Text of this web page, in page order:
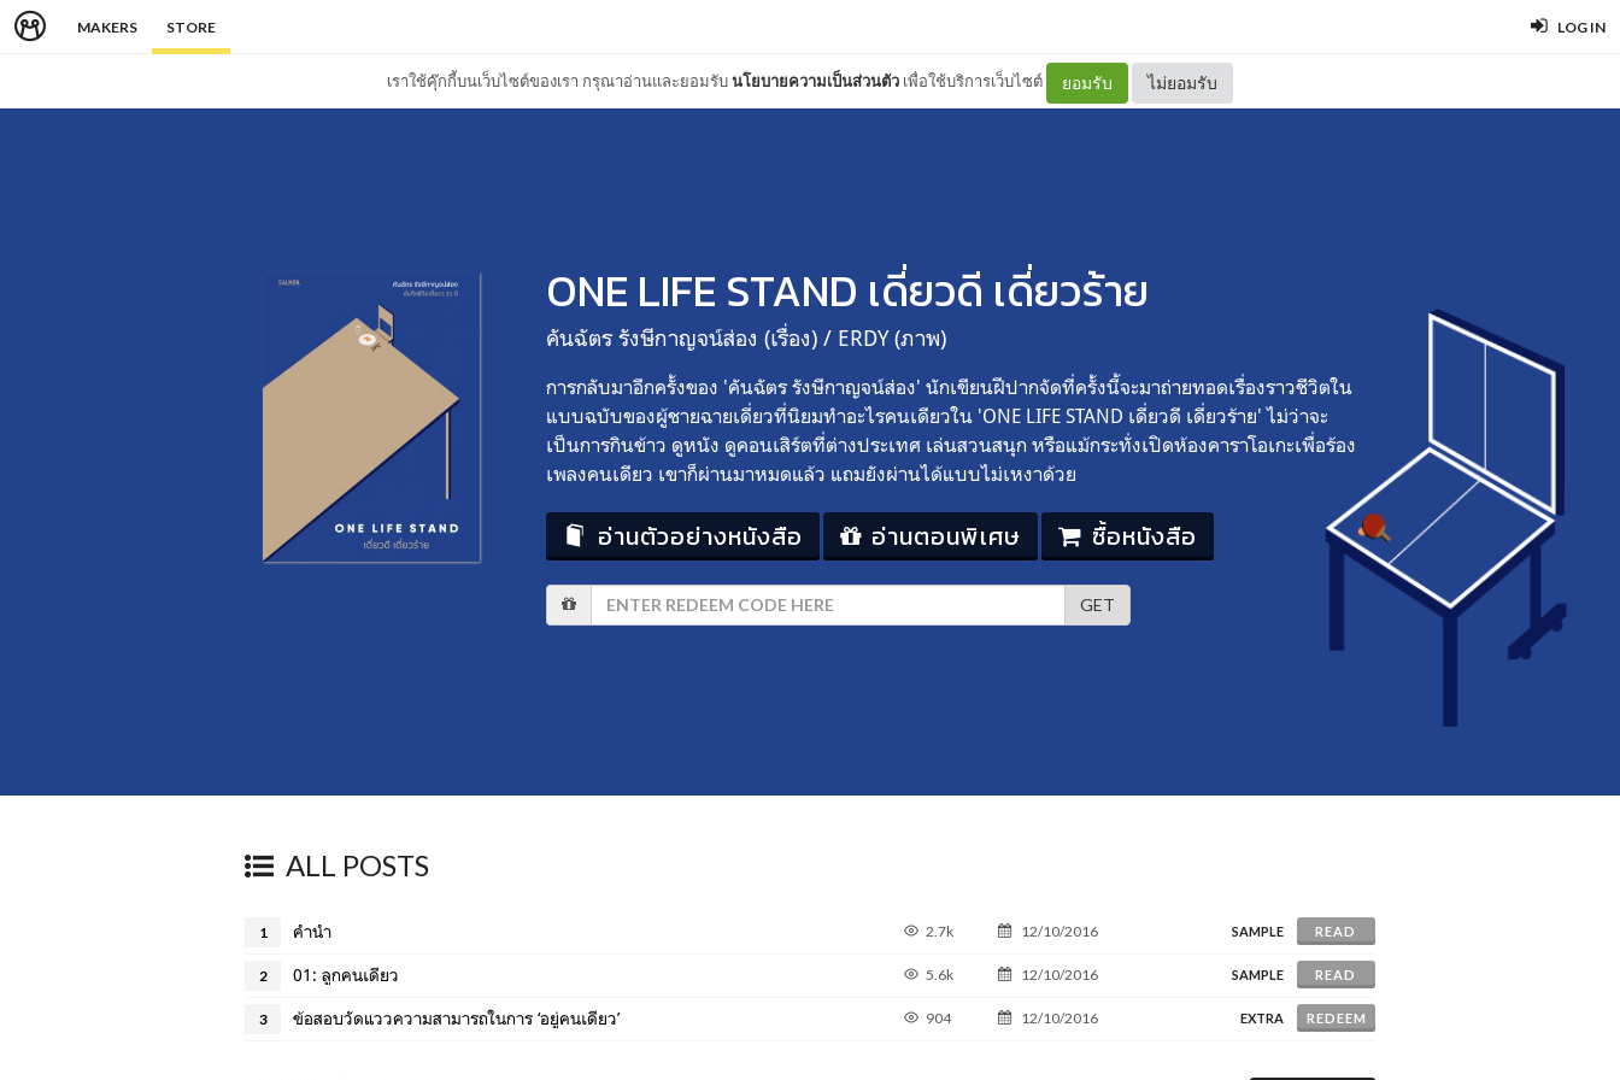
MAKERS STORE LOG IN
เราใช้คุ๊กกี้บนเว็บไซต์ของเรา กรุณาอ่านและยอมรับนโยบายความเป็นส่วนตัว เพื่อใช้บริการเว็บไซต์ ยอมรับ ไม่ยอมรับ
ONE LIFE STAND เดี่ยวดี เดี่ยวร้าย
คันฉัตร รังษีกาญจน์ส่อง (เรื่อง) / ERDY (ภาพ)
การกลับมาอีกครั้งของ 'คันฉัตร รังษีกาญจน์ส่อง' นักเขียนฝีปากจัดที่ครั้งนี้จะมาถ่ายทอดเรื่องราวชีวิตใน
แบบฉบับของผู้ชายฉายเดี่ยวที่นิยมทำอะไรคนเดียวใน 'ONE LIFE STAND เดี่ยวดี เดี่ยวร้าย' ไม่ว่าจะ
เป็นการกินข้าว ดูหนัง ดูคอนเสิร์ตที่ต่างประเทศ เล่นสวนสนุก หรือแม้กระทั่งเปิดห้องคาราโอเกะเพื่อร้อง
เพลงคนเดียว เขาก็ผ่านมาหมดแล้ว แถมยังผ่านได้แบบไม่เหงาด้วย
อ่านตัวอย่างหนังสือ อ่านตอนพิเศษ ซื้อหนังสือ
GET
ALL POSTS
1 คำนำ 2.7k 12/10/2016 SAMPLE READ
2 01: ลูกคนเดียว 5.6k 12/10/2016 SAMPLE READ
3 ข้อสอบวัดแววความสามารถในการ ‘อยู่คนเดียว’ 904 12/10/2016 EXTRA REDEEM